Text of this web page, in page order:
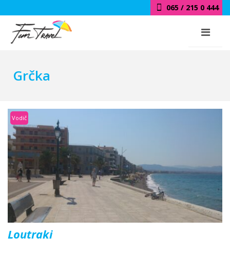
018 / 415 0 444
Grčka
Vodič
Loutraki